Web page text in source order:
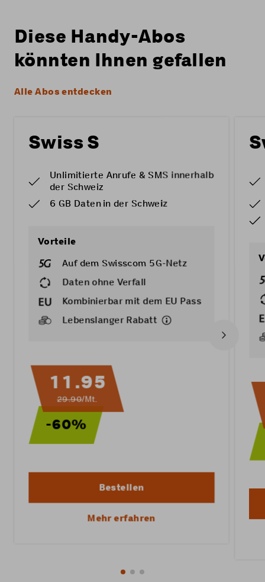
Diese Handy-Abos
könnten Ihnen gefallen
Alle Abos entdecken
Swiss S
Unlimitierte Anrufe & SMS innerhalb
der Schweiz
6 GB Daten in der Schweiz
Vorteile
Auf dem Swisscom 5G-Netz
Daten ohne Verfall
Kombinierbar mit dem EU Pass
Lebenslanger Rabatt
11.95
29.90/Mt.
-60%
Bestellen
Mehr erfahren